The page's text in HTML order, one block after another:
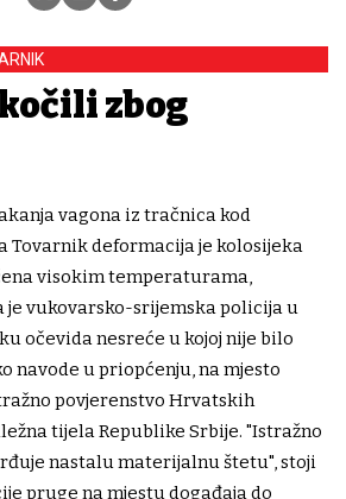
zbog
vagona iz tračnica kod
Tovarnik deformacija je kolosijeka
visokim temperaturama,
je vukovarsko-srijemska policija u
očevida nesreće u kojoj nije bilo
navode u priopćenju, na mjesto
povjerenstvo Hrvatskih
tijela Republike Srbije. "Istražno
nastalu materijalnu štetu", stoji
pruge na mjestu događaja do